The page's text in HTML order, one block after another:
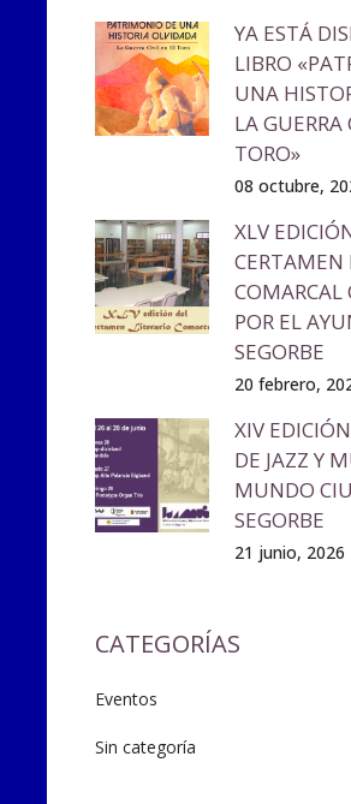
YA ESTÁ
LIBRO
UNA
LA GUERRA
TORO»
08 octubre,
XLV
CERTAMEN
COMARCAL
POR EL
SEGORBE
20 febrero,
XIV
DE JAZZ Y
MUNDO
SEGORBE
21 junio, 2026
CATEGORÍAS
Eventos
Sin categoría